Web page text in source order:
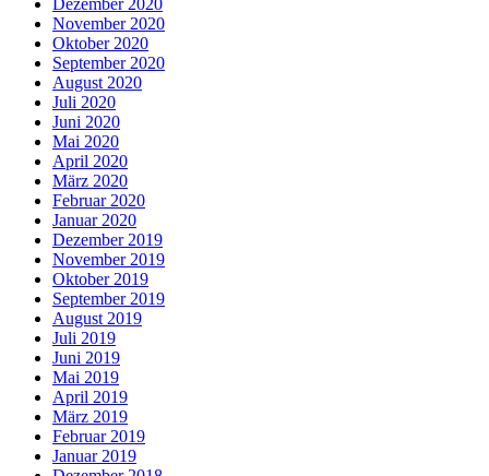
Dezember 2020
November 2020
Oktober 2020
September 2020
August 2020
Juli 2020
Juni 2020
Mai 2020
April 2020
März 2020
Februar 2020
Januar 2020
Dezember 2019
November 2019
Oktober 2019
September 2019
August 2019
Juli 2019
Juni 2019
Mai 2019
April 2019
März 2019
Februar 2019
Januar 2019